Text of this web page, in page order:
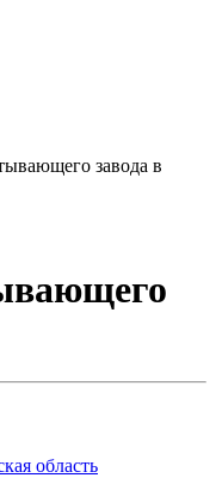
завода в
область